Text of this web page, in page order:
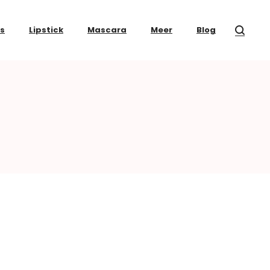
Lipstick Mascara Meer Blog